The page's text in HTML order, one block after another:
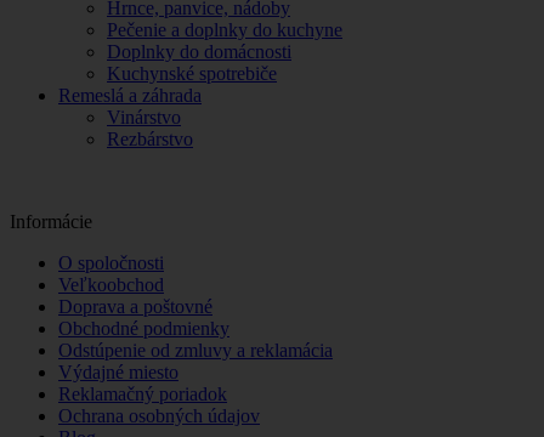
Hrnce, panvice, nádoby
Pečenie a doplnky do kuchyne
Doplnky do domácnosti
Kuchynské spotrebiče
Remeslá a záhrada
Vinárstvo
Rezbárstvo
Informácie
O spoločnosti
Veľkoobchod
Doprava a poštovné
Obchodné podmienky
Odstúpenie od zmluvy a reklamácia
Výdajné miesto
Reklamačný poriadok
Ochrana osobných údajov